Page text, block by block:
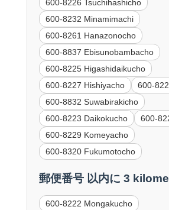
600-8226 Tsuchihashicho
600-8232 Minamimachi
600-8261 Hanazonocho
600-8837 Ebisunobambacho
600-8225 Higashidaikucho
600-8227 Hishiyacho
600-
600-8832 Suwabirakicho
600-8223 Daikokucho
600-
600-8229 Komeyacho
600-8320 Fukumotocho
郵便番号 以内に 3
600-8222 Mongakucho